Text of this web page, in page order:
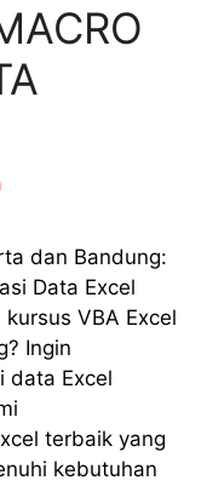
dan Bandung:
Data Excel
VBA Excel
Ingin
data Excel
terbaik yang
kebutuhan